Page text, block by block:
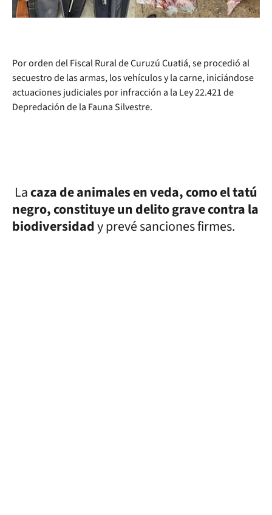
Por orden del Fiscal Rural de Curuzú Cuatiá, se procedió al
secuestro de las armas, los vehículos y la carne, iniciándose
actuaciones judiciales por infracción a la Ley 22.421 de
Depredación de la Fauna Silvestre.
Lacaza de animales en veda, como el tatú
negro, constituye un delito grave contra la
biodiversidady prevé sanciones firmes.